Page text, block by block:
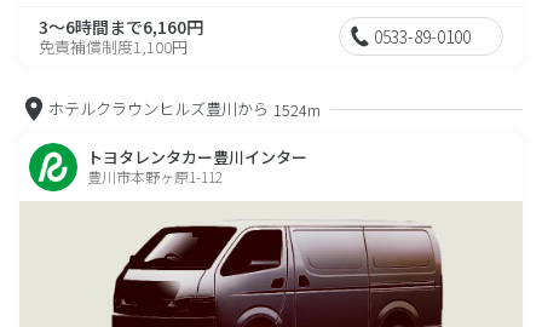
3～6時間まで6,160円
免責補償制度1,100円 0533-89-0100
ホテルクラウンヒルズ豊川から 1524m
トヨタレンタカー豊川インター
豊川市本野ヶ原1-112